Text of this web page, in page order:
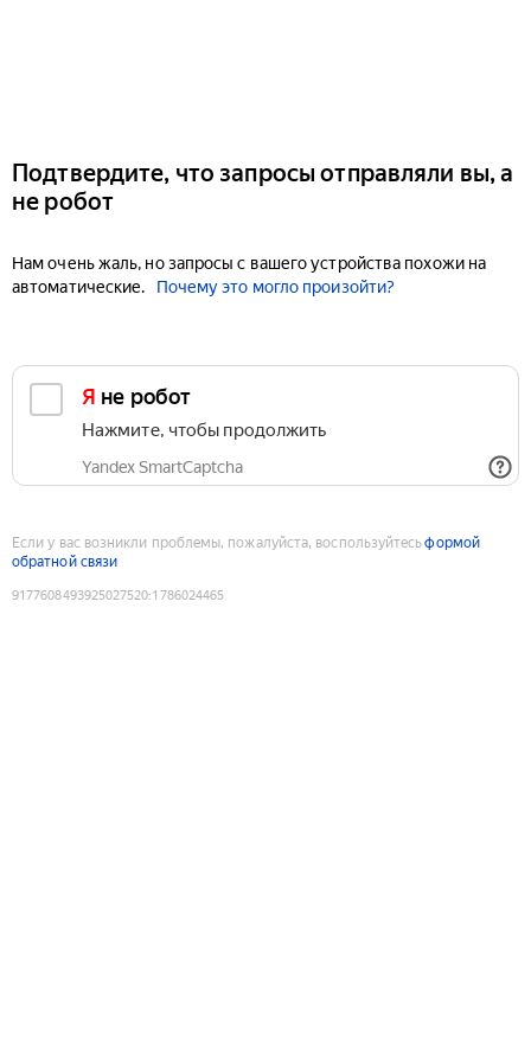
Подтвердите, что запросы отправляли вы, а
не робот
Нам очень жаль, но запросы с вашего устройства похожи на
автоматические.
Почему это могло произойти?
Я не робот
Нажмите, чтобы продолжить
Yandex SmartCaptcha
Если у вас возникли проблемы, пожалуйста, воспользуйтесьформой
обратной связи
9177608493925027520:1786024465